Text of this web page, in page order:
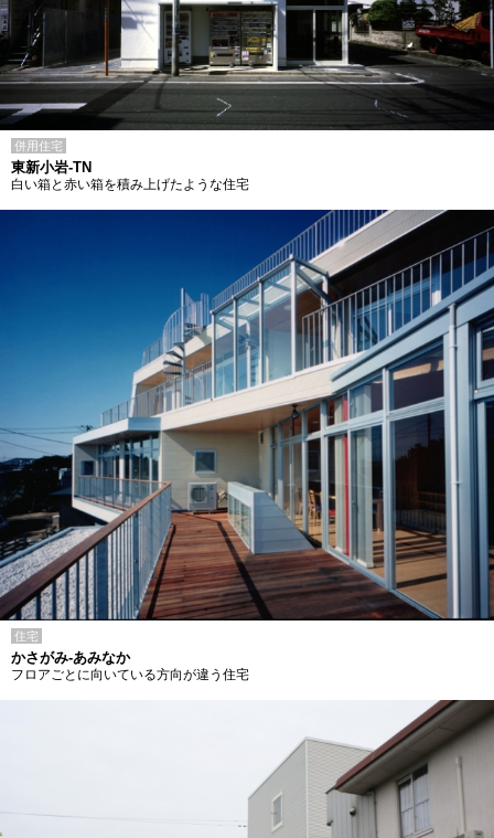
併用住宅
東新小岩-TN
白い箱と赤い箱を積み上げたような住宅
住宅
かさがみ-あみなか
フロアごとに向いている方向が違う住宅